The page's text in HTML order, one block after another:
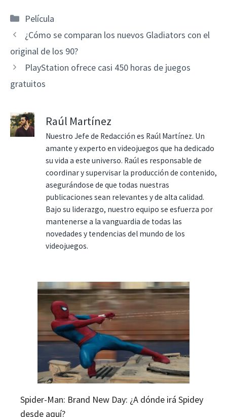
Categorías
Película
¿Cómo se comparan los nuevos Gladiators con el
original de los 90?
PlayStation ofrece casi 450 horas de juegos
gratuitos
Raúl Martínez
Nuestro Jefe de Redacción es Raúl Martínez. Un
amante y experto en videojuegos que ha dedicado
su vida a este universo. Raúl es responsable de
coordinar y supervisar la producción de contenido,
asegurándose de que todas nuestras
publicaciones sean relevantes y de alta calidad.
Bajo su liderazgo, nuestro equipo se esfuerza por
mantenerse a la vanguardia de todas las
novedades y tendencias del mundo de los
videojuegos.
Spider-Man: Brand New Day: ¿A dónde irá Spidey
desde aquí?